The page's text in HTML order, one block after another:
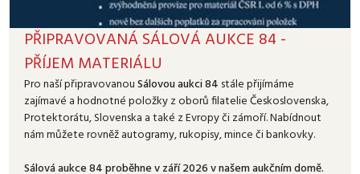
PŘIPRAVOVANÁ SÁLOVÁ AUKCE 84 -
PŘÍJEM MATERIÁLU
Pro naší připravovanouSálovou aukci 84 stále přijímáme
zajímavé a hodnotné položky z oborů filatelie Československa,
Protektorátu, Slovenska a také z Evropy či zámoří. Nabídnout
nám můžete rovněž autogramy, rukopisy, mince či bankovky.
Sálová aukce 84 proběhne v září 2026 v našem aukčním domě.